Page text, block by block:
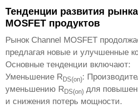
Тенденции развития
MOSFET продуктов
Рынок Channel MOSFET
предлагая новые и улучшенные
Основные тенденции включают:
Уменьшение RDS(on):
уменьшению RDS(on) для
и снижения потерь мощности.